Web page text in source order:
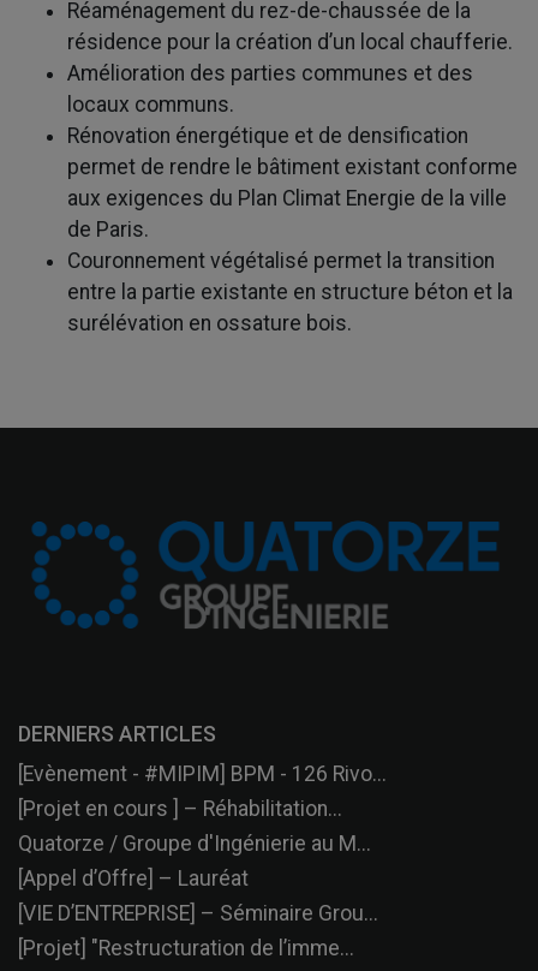
Réaménagement du rez-de-chaussée de la
résidence pour la création d’un local chaufferie.
Amélioration des parties communes et des
locaux communs.
Rénovation énergétique et de densification
permet de rendre le bâtiment existant conforme
aux exigences du Plan Climat Energie de la ville
de Paris.
Couronnement végétalisé permet la transition
entre la partie existante en structure béton et la
surélévation en ossature bois.
DERNIERS ARTICLES
[Evènement - #MIPIM] BPM - 126 Rivo...
[Projet en cours ] – Réhabilitation...
Quatorze / Groupe d'Ingénierie au M...
[Appel d’Offre] – Lauréat
[VIE D’ENTREPRISE] – Séminaire Grou...
[Projet] "Restructuration de l’imme...